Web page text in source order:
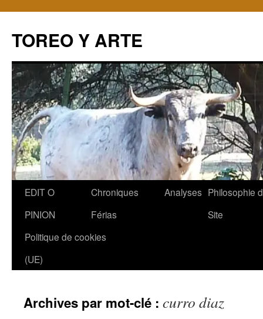
TOREO Y ARTE
Aller
contenu
EDIT O
PINION
Chroniques
Férias
Analyses Philosophie
Site
Politique de cookies
(UE)
Archives par mot-clé : curro diaz